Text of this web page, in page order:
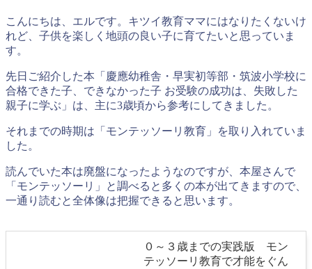
こんにちは、エルです。キツイ教育ママにはなりたくないけ
れど、子供を楽しく地頭の良い子に育てたいと思っていま
す。
先日ご紹介した本「慶應幼稚舎・早実初等部・筑波小学校に
合格できた子、できなかった子 お受験の成功は、失敗した
親子に学ぶ」は、主に3歳頃から参考にしてきました。
それまでの時期は「モンテッソーリ教育」を取り入れていま
した。
読んでいた本は廃盤になったようなのですが、本屋さんで
「モンテッソーリ」と調べると多くの本が出てきますので、
一通り読むと全体像は把握できると思います。
０～３歳までの実践版 モン
テッソーリ教育で才能をぐん